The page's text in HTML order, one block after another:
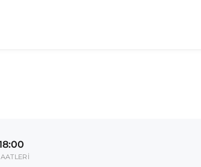
veya şasi numarası ile uyumluluğu kontrol